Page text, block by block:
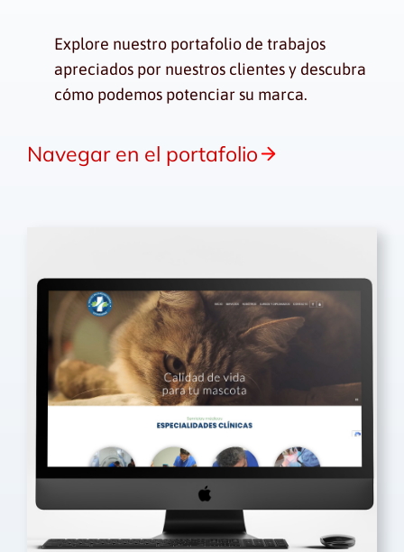
Explore nuestro portafolio de trabajos
apreciados por nuestros clientes y descubra
cómo podemos potenciar su marca.
Navegar en el portafolio